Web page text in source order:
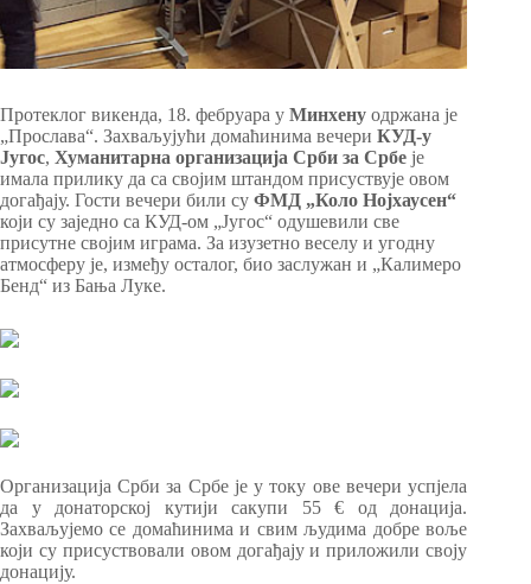
Протеклог викенда, 18. фебруара у Минхену одржана је
„Прослава“. Захваљујући домаћинима вечери КУД-у
Југос, Хуманитарна организација Срби за Србе је
имала прилику да са својим штандом присуствује овом
догађају. Гости вечери били су ФМД „Коло Нојхаусен“
који су заједно са КУД-ом „Југос“ одушевили све
присутне својим играма. За изузетно веселу и угодну
атмосферу је, између осталог, био заслужан и „Калимеро
Бенд“ из Бања Луке.
Организација Срби за Србе је у току ове вечери успјела
да у донаторској кутији сакупи 55 € од донација.
Захваљујемо се домаћинима и свим људима добре воље
који су присуствовали овом догађају и приложили своју
донацију.